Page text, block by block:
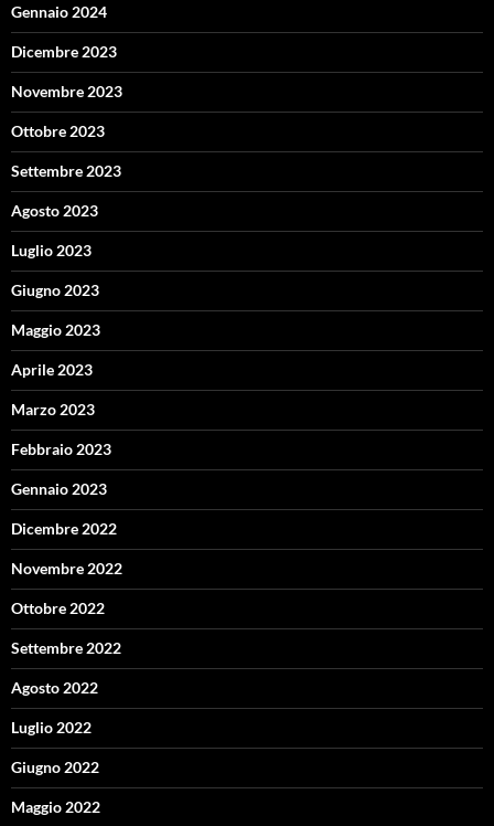
Gennaio 2024
Dicembre 2023
Novembre 2023
Ottobre 2023
Settembre 2023
Agosto 2023
Luglio 2023
Giugno 2023
Maggio 2023
Aprile 2023
Marzo 2023
Febbraio 2023
Gennaio 2023
Dicembre 2022
Novembre 2022
Ottobre 2022
Settembre 2022
Agosto 2022
Luglio 2022
Giugno 2022
Maggio 2022